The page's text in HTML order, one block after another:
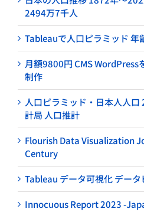
2494万7千人
Tableauで人口ピラミッド
月額9800円 CMS WordPress
制作
人口ピラミッド・日本人人
計局 人口推計
Flourish Data Visualization
Century
Tableau データ可視化 デー
Innocuous Report 2023 -